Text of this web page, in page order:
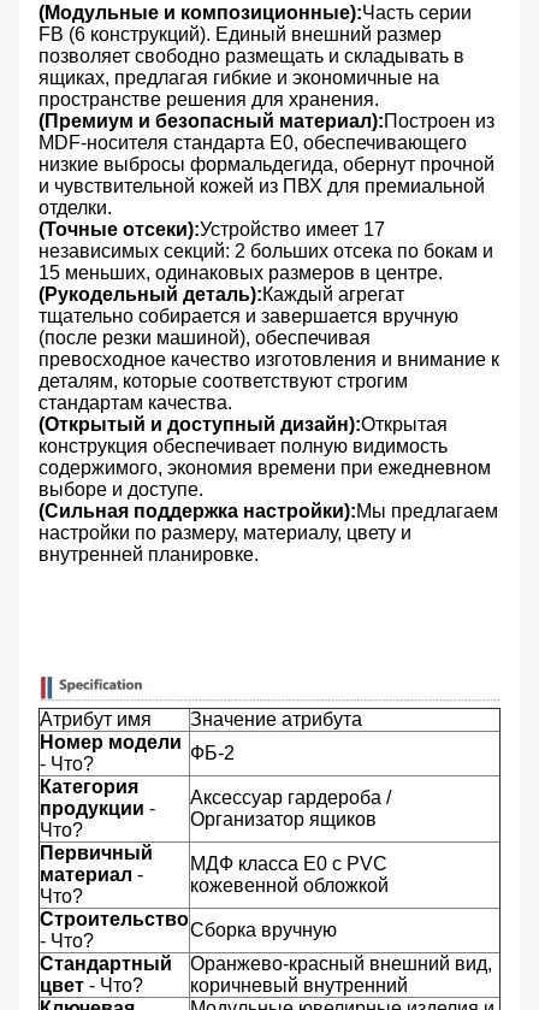
(Модульные и композиционные):Часть серии
FB (6 конструкций). Единый внешний размер
позволяет свободно размещать и складывать в
ящиках, предлагая гибкие и экономичные на
пространстве решения для хранения.
(Премиум и безопасный материал):Построен из
MDF-носителя стандарта E0, обеспечивающего
низкие выбросы формальдегида, обернут прочной
и чувствительной кожей из ПВХ для премиальной
отделки.
(Точные отсеки):Устройство имеет 17
независимых секций: 2 больших отсека по бокам и
15 меньших, одинаковых размеров в центре.
(Рукодельный деталь):Каждый агрегат
тщательно собирается и завершается вручную
(после резки машиной), обеспечивая
превосходное качество изготовления и внимание к
деталям, которые соответствуют строгим
стандартам качества.
(Открытый и доступный дизайн):Открытая
конструкция обеспечивает полную видимость
содержимого, экономия времени при ежедневном
выборе и доступе.
(Сильная поддержка настройки):Мы предлагаем
настройки по размеру, материалу, цвету и
внутренней планировке.
Атрибут имя
Значение атрибута
Номер модели
- Что?
ФБ-2
Категория
продукции -
Что?
Аксессуар гардероба /
Организатор ящиков
Первичный
материал -
Что?
МДФ класса E0 с PVC
кожевенной обложкой
Строительство
- Что?
Сборка вручную
Стандартный
цвет - Что?
Оранжево-красный внешний вид,
коричневый внутренний